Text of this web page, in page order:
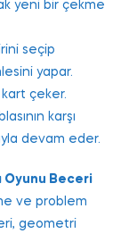
yeni bir çekme
seçip
yapar.
çeker.
karşı
devam eder.
Oyunu Beceri
ve problem
geometri